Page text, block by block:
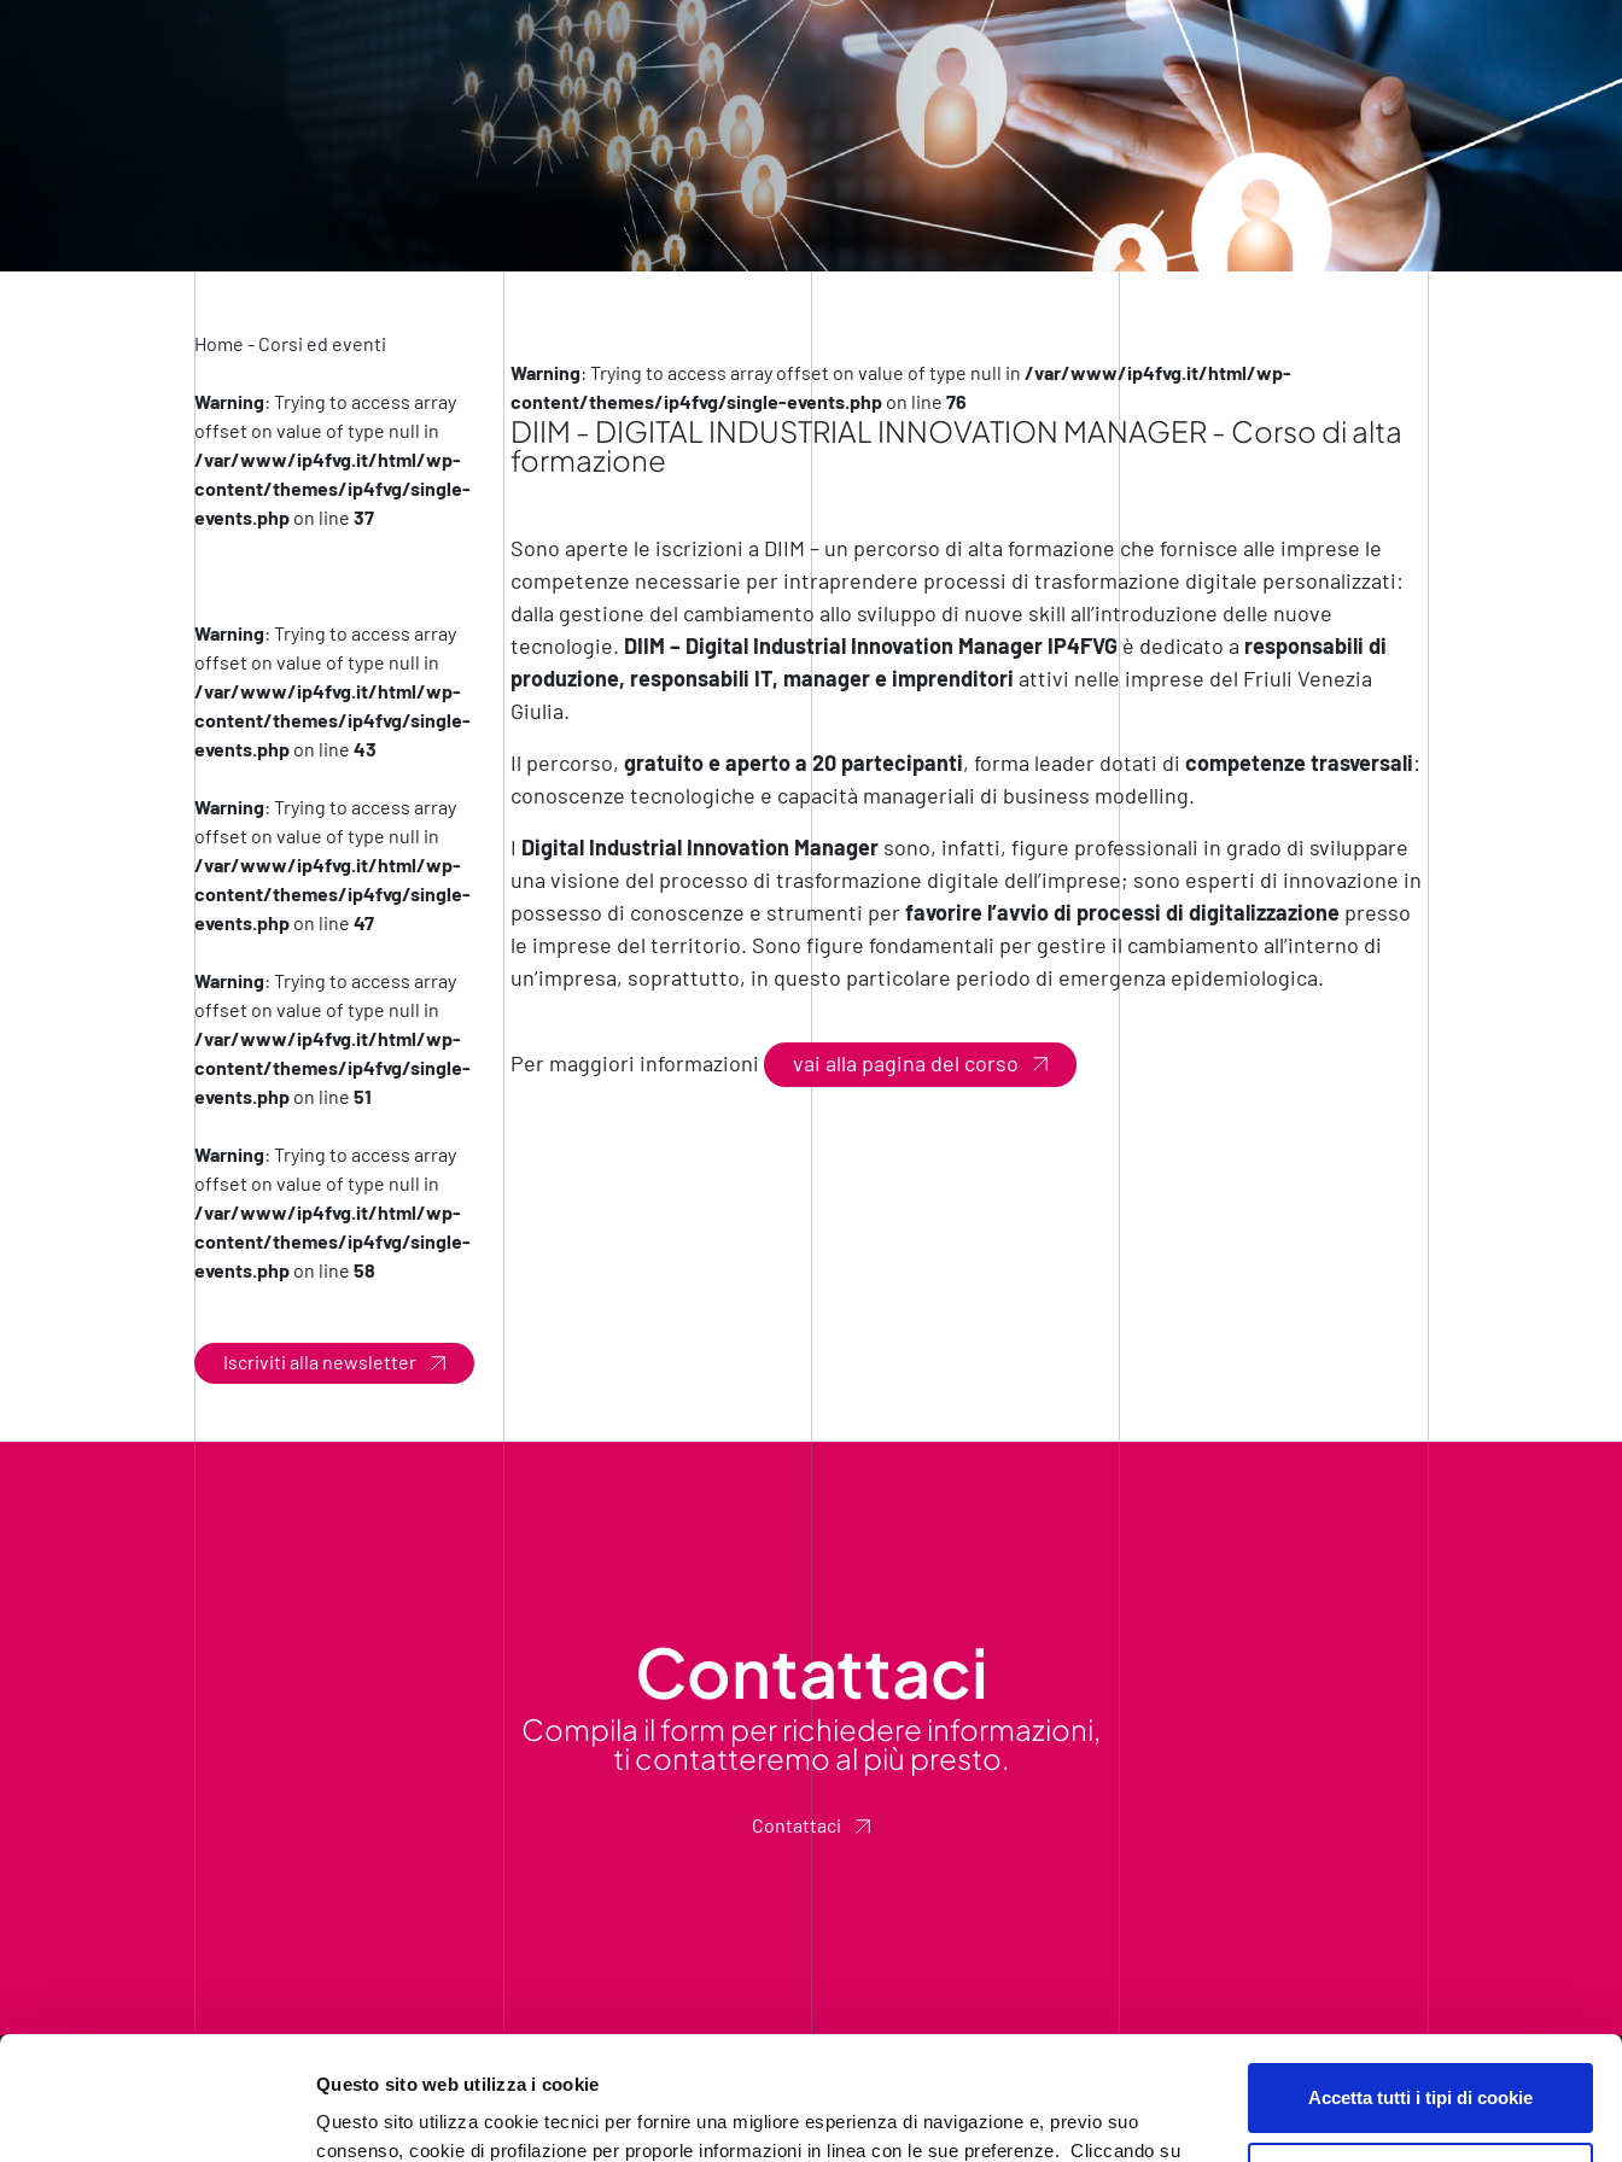
Questo sito web utilizza i cookie
Questo sito utilizza cookie tecnici per fornire una migliore esperienza di navigazione e, previo suo
consenso, cookie di profilazione per proporle informazioni in linea con le sue preferenze. Cliccando su
Accetta tutti i tipi di cookie
Home - Corsi ed eventi
Warning: Trying to access array
offset on value of type null in
/var/www/ip4fvg.it/html/wp-
content/themes/ip4fvg/single-
events.php on line37
Warning: Trying to access array
offset on value of type null in
/var/www/ip4fvg.it/html/wp-
content/themes/ip4fvg/single-
events.php on line43
Warning: Trying to access array
offset on value of type null in
/var/www/ip4fvg.it/html/wp-
content/themes/ip4fvg/single-
events.php on line47
Warning: Trying to access array
offset on value of type null in
/var/www/ip4fvg.it/html/wp-
content/themes/ip4fvg/single-
events.php on line51
Warning: Trying to access array
offset on value of type null in
/var/www/ip4fvg.it/html/wp-
content/themes/ip4fvg/single-
events.php on line58
Iscriviti alla newsletter
Warning: Trying to access array offset on value of type null in /var/www/ip4fvg.it/html/wp-
content/themes/ip4fvg/single-events.phpon line 76
DIIM - DIGITAL INDUSTRIAL INNOVATION MANAGER - Corso di alta
formazione
Sono aperte le iscrizioni a DIIM – un percorso di alta formazione che fornisce alle imprese le
competenze necessarie per intraprendere processi di trasformazione digitale personalizzati:
dalla gestione del cambiamento allo sviluppo di nuove skill all’introduzione delle nuove
tecnologie. DIIM – Digital Industrial Innovation Manager IP4FVGè dedicato a responsabili di
produzione, responsabili IT, manager e imprenditori attivi nelle imprese del Friuli Venezia
Giulia.
Il percorso, gratuito e aperto a 20 partecipanti, forma leader dotati di competenze trasversali:
conoscenze tecnologiche e capacità manageriali di business modelling.
I Digital Industrial Innovation Managersono, infatti, figure professionali in grado di sviluppare
una visione del processo di trasformazione digitale dell’imprese; sono esperti di innovazione in
possesso di conoscenze e strumenti perfavorire l’avvio di processi di digitalizzazionepresso
le imprese del territorio. Sono figure fondamentali per gestire il cambiamento all’interno di
un’impresa, soprattutto, in questo particolare periodo di emergenza epidemiologica.
Per maggiori informazioni vai alla pagina del corso
Contattaci
Compila il form per richiedere informazioni,
ti contatteremo al più presto.
Contattaci